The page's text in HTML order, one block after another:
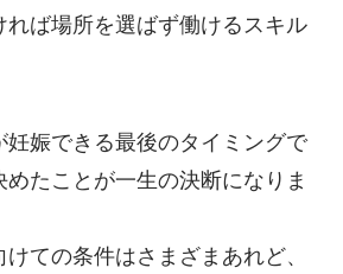
れば場所を選ばず働けるスキル
妊娠できる最後のタイミングで
めたことが一生の決断になりま
ての条件はさまざまあれど、